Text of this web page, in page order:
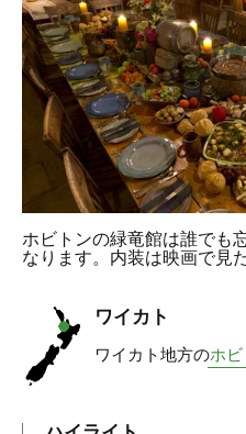
ホビトンの緑竜館は誰でも
なります。内装は映画で見
ワイカト
ワイカト地方のホビ